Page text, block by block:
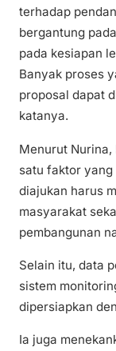
terhadap
bergantung
pada kesiapan
Banyak proses
proposal dapat
katanya.
Menurut
satu faktor
diajukan harus
masyarakat
pembangunan
Selain itu, data
sistem
dipersiapkan
Ia juga